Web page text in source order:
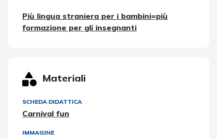
Più lingua straniera per i bambini=più
formazione per gli insegnanti
Materiali
SCHEDA DIDATTICA
Carnival fun
IMMAGINE